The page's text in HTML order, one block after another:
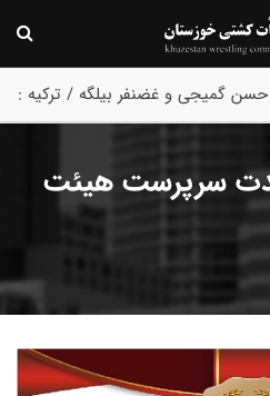
حسن گمیجی و غضنفر بیلگه / ترکیه :
سرپرست هیئت